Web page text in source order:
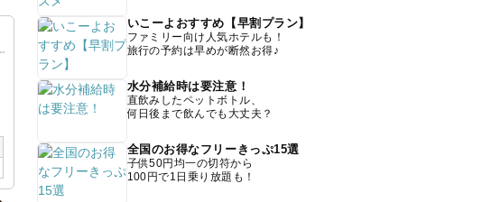
いこーよおすすめ【早割プラン】
ファミリー向け人気ホテルも！
旅行の予約は早めが断然お得♪
水分補給時は要注意！
直飲みしたペットボトル、
何日後まで飲んでも大丈夫？
全国のお得なフリーきっぷ15選
子供50円均一の切符から
100円で1日乗り放題も！